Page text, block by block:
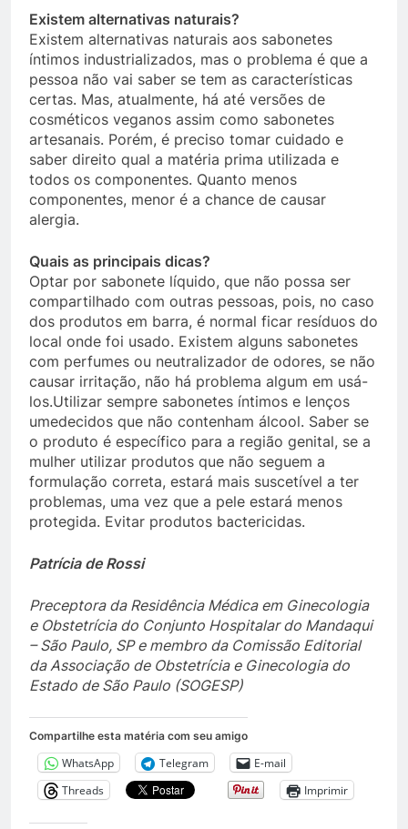
Existem alternativas naturais?
Existem alternativas naturais aos sabonetes
íntimos industrializados, mas o problema é que a
pessoa não vai saber se tem as características
certas. Mas, atualmente, há até versões de
cosméticos veganos assim como sabonetes
artesanais. Porém, é preciso tomar cuidado e
saber direito qual a matéria prima utilizada e
todos os componentes. Quanto menos
componentes, menor é a chance de causar
alergia.
Quais as principais dicas?
Optar por sabonete líquido, que não possa ser
compartilhado com outras pessoas, pois, no caso
dos produtos em barra, é normal ficar resíduos do
local onde foi usado. Existem alguns sabonetes
com perfumes ou neutralizador de odores, se não
causar irritação, não há problema algum em usá-
los.Utilizar sempre sabonetes íntimos e lenços
umedecidos que não contenham álcool. Saber se
o produto é específico para a região genital, se a
mulher utilizar produtos que não seguem a
formulação correta, estará mais suscetível a ter
problemas, uma vez que a pele estará menos
protegida. Evitar produtos bactericidas.
Patrícia de Rossi
Preceptora da Residência Médica em Ginecologia
e Obstetrícia do Conjunto Hospitalar do Mandaqui
– São Paulo, SP e membro da Comissão Editorial
da Associação de Obstetrícia e Ginecologia do
Estado de São Paulo (SOGESP)
Compartilhe esta matéria com seu amigo
WhatsApp Telegram
E-mail
Threads
Imprimir